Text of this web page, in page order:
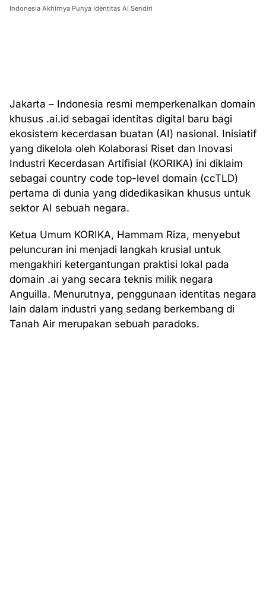
Indonesia Akhirnya Punya Identitas AI Sendiri
Jakarta – Indonesia resmi memperkenalkan domain
khusus .ai.id sebagai identitas digital baru bagi
ekosistem kecerdasan buatan (AI) nasional. Inisiatif
yang dikelola oleh Kolaborasi Riset dan Inovasi
Industri Kecerdasan Artifisial (KORIKA) ini diklaim
sebagai country code top-level domain (ccTLD)
pertama di dunia yang didedikasikan khusus untuk
sektor AI sebuah negara.
Ketua Umum KORIKA, Hammam Riza, menyebut
peluncuran ini menjadi langkah krusial untuk
mengakhiri ketergantungan praktisi lokal pada
domain .ai yang secara teknis milik negara
Anguilla. Menurutnya, penggunaan identitas negara
lain dalam industri yang sedang berkembang di
Tanah Air merupakan sebuah paradoks.